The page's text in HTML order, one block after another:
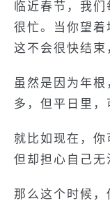
临近春节，我
很忙。当你望
这不会很快结束
虽然是因为年
多，但平日里，
就比如现在，你
但却担心自己无
那么这个时候